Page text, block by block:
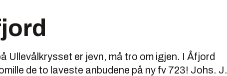
Ullevålkrysset er jevn, må tro om igjen. I Åfjord
de to laveste anbudene på ny fv 723! Johs. J.